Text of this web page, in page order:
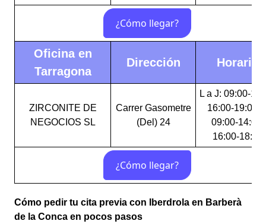
Oficina en
Tarragona
Dirección Horario
ZIRCONITE DE
NEGOCIOS SL
Carrer Gasometre
(Del) 24
L a J: 09:00-
16:00-19:00
09:00-14:00,
16:00-18:00
Cómo pedir tu cita previa con Iberdrola en Barberà
de la Conca en pocos pasos